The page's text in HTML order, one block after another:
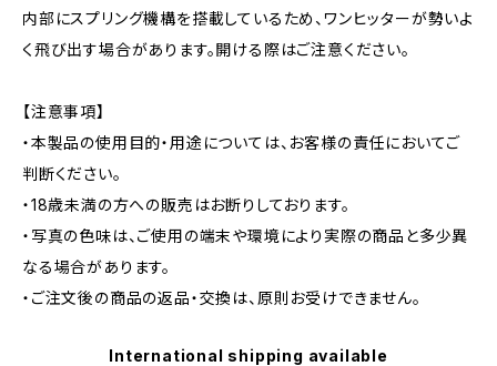
内部にスプリング機構を搭載しているため、ワンヒッターが勢いよ
く飛び出す場合があります。開ける際はご注意ください。
【注意事項】
・本製品の使用目的・用途については、お客様の責任においてご
判断ください。
・18歳未満の方への販売はお断りしております。
・写真の色味は、ご使用の端末や環境により実際の商品と多少異
なる場合があります。
・ご注文後の商品の返品・交換は、原則お受けできません。
International shipping available